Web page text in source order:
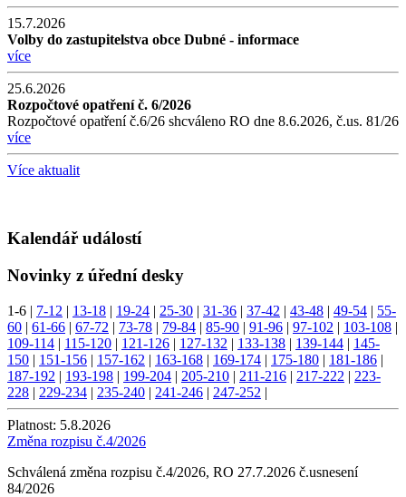
15.7.2026
Volby do zastupitelstva obce Dubné - informace
více
25.6.2026
Rozpočtové opatření č. 6/2026
Rozpočtové opatření č.6/26 shcváleno RO dne 8.6.2026, č.us. 81/26
více
Více aktualit
Kalendář událostí
Novinky z úřední desky
1-6 | 7-12 | 13-18 | 19-24 | 25-30 | 31-36 | 37-42 | 43-48 | 49-54 | 55-
60 | 61-66 | 67-72 | 73-78 | 79-84 | 85-90 | 91-96 | 97-102 | 103-108 |
109-114 | 115-120 | 121-126 | 127-132 | 133-138 | 139-144 | 145-
150 | 151-156 | 157-162 | 163-168 | 169-174 | 175-180 | 181-186 |
187-192 | 193-198 | 199-204 | 205-210 | 211-216 | 217-222 | 223-
228 | 229-234 | 235-240 | 241-246 | 247-252 |
Platnost: 5.8.2026
Změna rozpisu č.4/2026
Schválená změna rozpisu č.4/2026, RO 27.7.2026 č.usnesení
84/2026